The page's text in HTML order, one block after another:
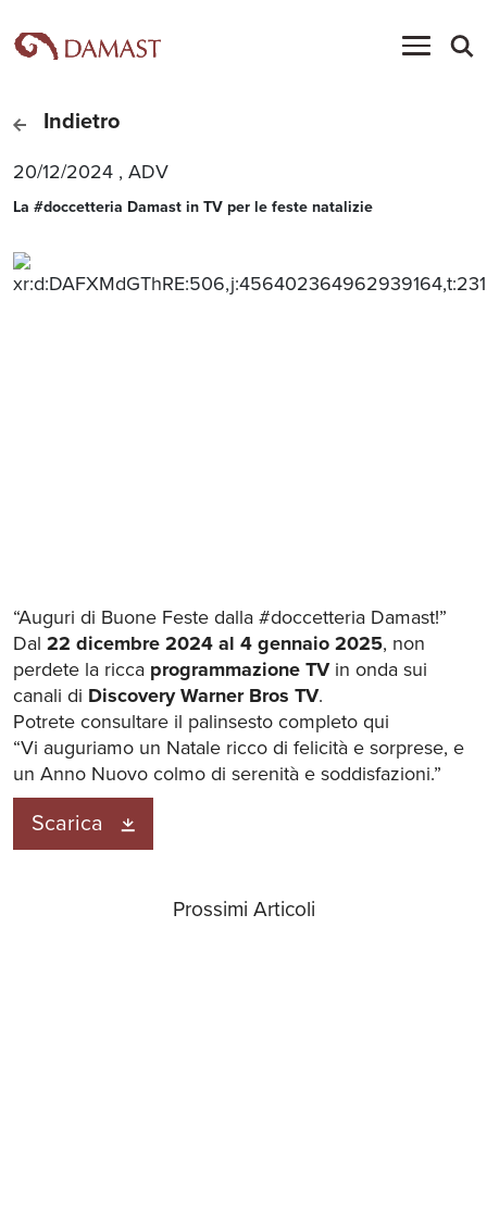
Indietro
20/12/2024 , ADV
La #doccetteria Damast in TV per le feste natalizie
“Auguri di Buone Feste dalla #doccetteria Damast!”
Dal 22 dicembre 2024 al 4 gennaio 2025, non
perdete la ricca programmazione TVin onda sui
canali di Discovery Warner Bros TV.
Potrete consultare il palinsesto completo qui
“Vi auguriamo un Natale ricco di felicità e sorprese, e
un Anno Nuovo colmo di serenità e soddisfazioni.”
Scarica
Prossimi Articoli